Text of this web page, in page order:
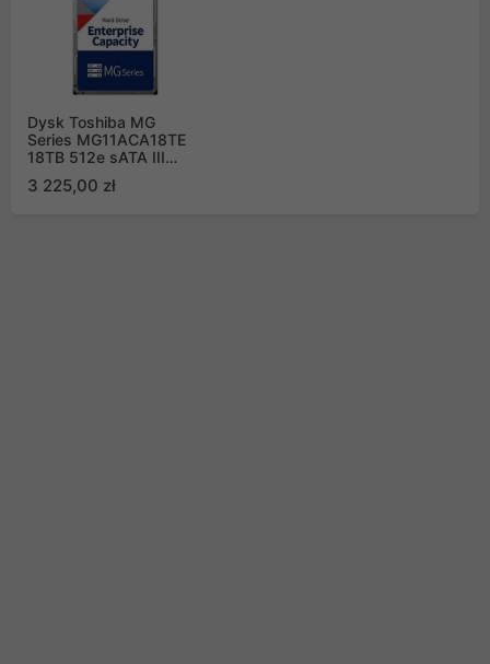
Dysk Toshiba MG
Series MG11ACA18TE
18TB 512e sATA III
Bulk
3 225,00 zł